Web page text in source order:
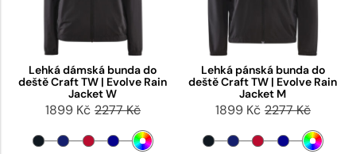
Lehká dámská bunda do
deště Craft TW | Evolve Rain
Jacket W
1899 Kč 2277 Kč
Lehká pánská bunda do
deště Craft TW | Evolve Rain
Jacket M
1899 Kč 2277 Kč